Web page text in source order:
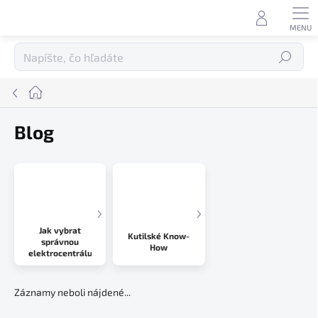
Hľadať
Domov
Blog
Jak vybrat
správnou
elektrocentrálu
Kutilské Know-
How
Záznamy neboli nájdené...